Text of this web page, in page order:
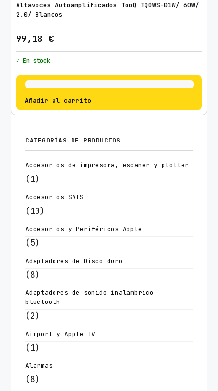
Altavoces Autoamplificados TooQ TQOWS-01W/ 60W/
2.0/ Blancos
99,18 €
✓ En stock
Añadir al carrito
CATEGORÍAS DE PRODUCTOS
Accesorios de impresora, escaner y plotter
(1)
Accesorios SAIS
(10)
Accesorios y Periféricos Apple
(5)
Adaptadores de Disco duro
(8)
Adaptadores de sonido inalambrico
bluetooth
(2)
Airport y Apple TV
(1)
Alarmas
(8)